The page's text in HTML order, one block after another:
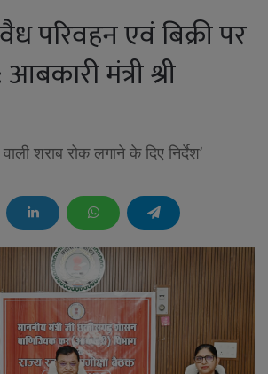
परिवहन एवं बिक्री पर
मंत्री श्री
शराब रोक लगाने के दिए निर्देश’